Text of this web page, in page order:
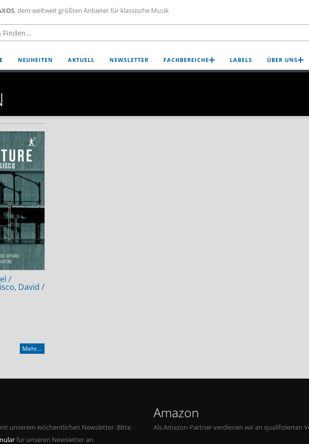
, dem weltweit größten Anbieter für klassische Musik
NEUHEITEN AKTUELL NEWSLETTER FACHBEREICHE LABELS ÜBER UNS
/
David /
Mehr...
unserem wöchentlichen Newsletter. Bitte
für unseren Newsletter an.
Amazon
Als Amazon-Partner verdienen wir an qualifizierten